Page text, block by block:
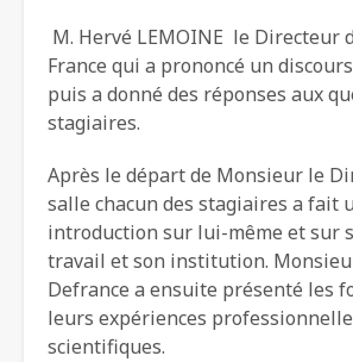
M. Hervé LEMOINE le Directeur
France qui a prononcé un
puis a donné des réponses aux
stagiaires.
Après le départ de Monsieur le
salle chacun des stagiaires a fait
introduction sur lui-même et sur
travail et son institution.
Defrance a ensuite présenté les
leurs expériences
scientifiques.